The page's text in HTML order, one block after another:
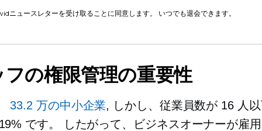
ニュースレターを受け取ることに同意します。 いつでも退会できます。
の権限管理の重要性
33.2 万の中小企業, しかし、従業員数が 16 人
です。 したがって、ビジネスオーナーが雇